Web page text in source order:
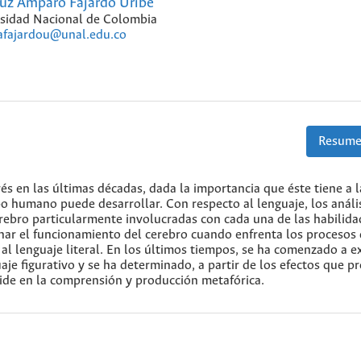
Nacional de Colombia
en las últimas décadas, dada la importancia que éste tiene a
humano puede desarrollar. Con respecto al lenguaje, los
particularmente involucradas con cada una de las
el funcionamiento del cerebro cuando enfrenta los procesos
lenguaje literal. En los últimos tiempos, se ha comenzado a
figurativo y se ha determinado, a partir de los efectos que
en la comprensión y producción metafórica.